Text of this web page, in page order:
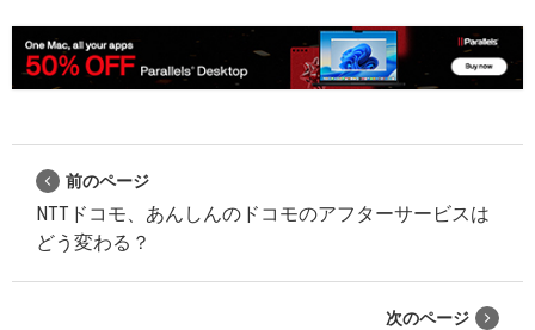
前のページ
NTTドコモ、あんしんのドコモのアフターサービスは
どう変わる？
次のページ